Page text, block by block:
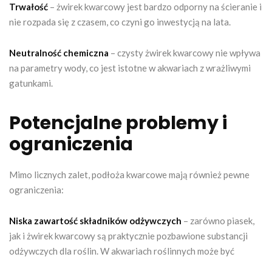
Trwałość – żwirek kwarcowy jest bardzo odporny na ścieranie i
nie rozpada się z czasem, co czyni go inwestycją na lata.
Neutralność chemiczna – czysty żwirek kwarcowy nie wpływa
na parametry wody, co jest istotne w akwariach z wrażliwymi
gatunkami.
Potencjalne problemy i
ograniczenia
Mimo licznych zalet, podłoża kwarcowe mają również pewne
ograniczenia:
Niska zawartość składników odżywczych – zarówno piasek,
jak i żwirek kwarcowy są praktycznie pozbawione substancji
odżywczych dla roślin. W akwariach roślinnych może być